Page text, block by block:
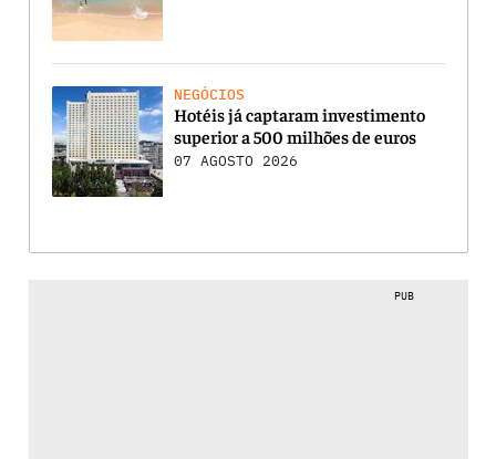
NEGÓCIOS
Hotéis já captaram investimento
superior a 500 milhões de euros
07 AGOSTO 2026
PUB